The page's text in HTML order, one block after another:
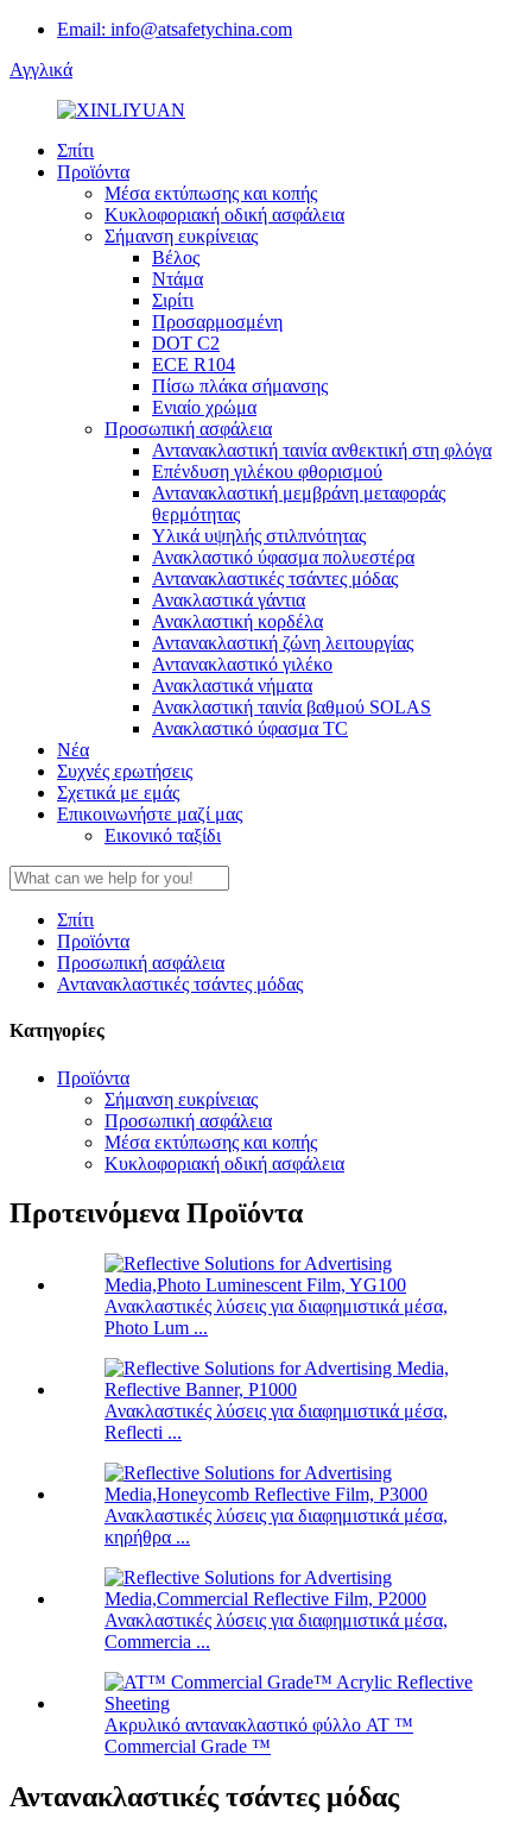
Email: info@atsafetychina.com
Αγγλικά
Σπίτι
Προϊόντα
Μέσα εκτύπωσης και κοπής
Κυκλοφοριακή οδική ασφάλεια
Σήμανση ευκρίνειας
Βέλος
Ντάμα
Σιρίτι
Προσαρμοσμένη
DOT C2
ECE R104
Πίσω πλάκα σήμανσης
Ενιαίο χρώμα
Προσωπική ασφάλεια
Αντανακλαστική ταινία ανθεκτική στη φλόγα
Επένδυση γιλέκου φθορισμού
Αντανακλαστική μεμβράνη μεταφοράς
θερμότητας
Υλικά υψηλής στιλπνότητας
Ανακλαστικό ύφασμα πολυεστέρα
Αντανακλαστικές τσάντες μόδας
Ανακλαστικά γάντια
Ανακλαστική κορδέλα
Αντανακλαστική ζώνη λειτουργίας
Αντανακλαστικό γιλέκο
Ανακλαστικά νήματα
Ανακλαστική ταινία βαθμού SOLAS
Ανακλαστικό ύφασμα TC
Νέα
Συχνές ερωτήσεις
Σχετικά με εμάς
Επικοινωνήστε μαζί μας
Εικονικό ταξίδι
Σπίτι
Προϊόντα
Προσωπική ασφάλεια
Αντανακλαστικές τσάντες μόδας
Κατηγορίες
Προϊόντα
Σήμανση ευκρίνειας
Προσωπική ασφάλεια
Μέσα εκτύπωσης και κοπής
Κυκλοφοριακή οδική ασφάλεια
Προτεινόμενα Προϊόντα
Ανακλαστικές λύσεις για διαφημιστικά μέσα,
Photo Lum ...
Ανακλαστικές λύσεις για διαφημιστικά μέσα,
Reflecti ...
Ανακλαστικές λύσεις για διαφημιστικά μέσα,
κηρήθρα ...
Ανακλαστικές λύσεις για διαφημιστικά μέσα,
Commercia ...
Ακρυλικό αντανακλαστικό φύλλο AT ™
Commercial Grade ™
Αντανακλαστικές τσάντες μόδας